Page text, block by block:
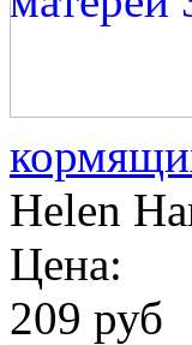
Helen
Цена:
209 руб